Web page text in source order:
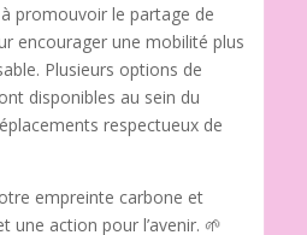
à promouvoir le partage de
encourager une mobilité plus
Plusieurs options de
disponibles au sein du
respectueux de
empreinte carbone et
une action pour l’avenir. 🌱